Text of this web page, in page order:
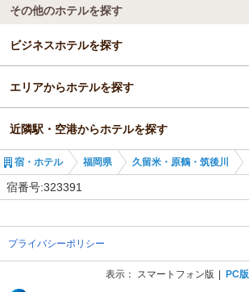
その他のホテルを探す
ビジネスホテルを探す
福岡県
久留米・原鶴・筑後川
原鶴・筑後川
エリアからホテルを探す
福岡県
久留米・原鶴・筑後川
近隣駅・空港からホテルを探す
うきは駅
宿・ホテル 福岡県 久留米・原鶴・筑後川
宿番号:323391
プライバシーポリシー
表示： スマートフォン版 PC版